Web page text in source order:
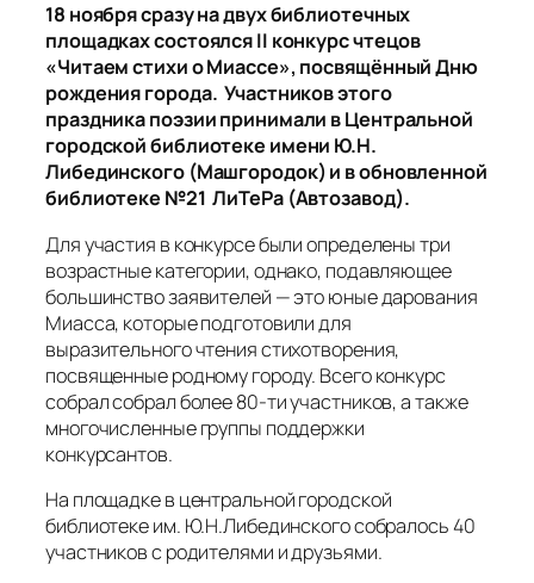
18 ноября сразу на двух библиотечных
площадках состоялся II конкурс чтецов
«Читаем стихи о Миассе», посвящённый Дню
рождения города. Участников этого
праздника поэзии принимали в Центральной
городской библиотеке имени Ю.Н.
Либединского (Машгородок) и в обновленной
библиотеке №21 ЛиТеРа (Автозавод).
Для участия в конкурсе были определены три
возрастные категории, однако, подавляющее
большинство заявителей — это юные дарования
Миасса, которые подготовили для
выразительного чтения стихотворения,
посвященные родному городу. Всего конкурс
собрал собрал более 80-ти участников, а также
многочисленные группы поддержки
конкурсантов.
На площадке в центральной городской
библиотеке им. Ю.Н.Либединского собралось 40
участников с родителями и друзьями.